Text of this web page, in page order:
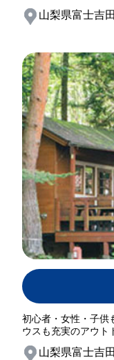
山梨県富士吉
初心者・女性・子供
ウスも充実のアウト
山梨県富士吉